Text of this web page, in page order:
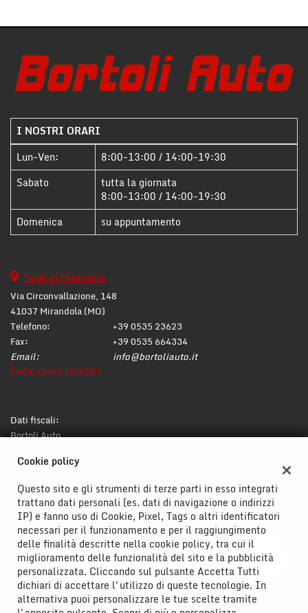
I NOSTRI ORARI
Lun-Ven:
8:00-13:00 / 14:00-19:30
Sabato
tutta la giornata
8:00-13:00 / 14:00-19:30
Domenica
su appuntamento
Sede di Mirandola
Via Circonvallazione, 148
41037 Mirandola (MO)
Telefono:
+39 0535 23623
Fax:
+39 0535 664334
Email:
info@bortoliauto.it
Indicazioni stradali
Dati fiscali:
Bortoli Auto
C.F/P.IVA:02176600365
Registro delle imprese:
Cookie policy
Questo sito e gli strumenti di terze parti in esso integrati
trattano dati personali (es. dati di navigazione o indirizzi
IP) e fanno uso di Cookie, Pixel, Tags o altri identificatori
necessari per il funzionamento e per il raggiungimento
delle finalità descritte nella cookie policy, tra cui il
miglioramento delle funzionalità del sito e la pubblicità
personalizzata. Cliccando sul pulsante Accetta Tutti
dichiari di accettare l'utilizzo di queste tecnologie. In
alternativa puoi personalizzare le tue scelte tramite